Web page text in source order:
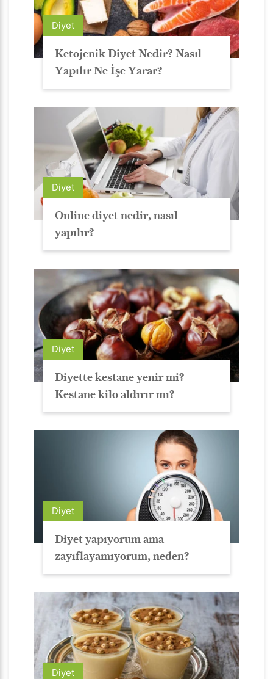
Diyet
Ketojenik Diyet Nedir? Nasıl
Yapılır Ne İşe Yarar?
Diyet
Online diyet nedir, nasıl
yapılır?
Diyet
Diyette kestane yenir mi?
Kestane kilo aldırır mı?
Diyet
Diyet yapıyorum ama
zayıflayamıyorum, neden?
Diyet